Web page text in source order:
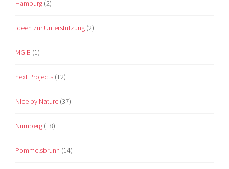
Hamburg (2)
Ideen zur Unterstützung (2)
MG B (1)
next Projects (12)
Nice by Nature (37)
Nürnberg (18)
Pommelsbrunn (14)